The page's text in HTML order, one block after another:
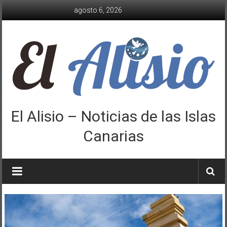
agosto 6, 2026
El Alisio – Noticias de las Islas
Canarias